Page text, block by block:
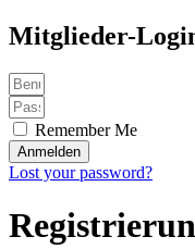
Mitglieder-
Remember Me
Anmelden
Lost your password?